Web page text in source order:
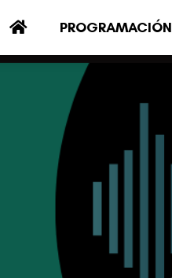
PROGRAMACIÓN